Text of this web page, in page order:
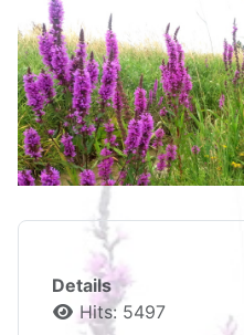
Details
Hits: 5497